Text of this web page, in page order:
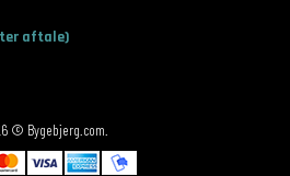
aftale)
© Bygebjerg.com.